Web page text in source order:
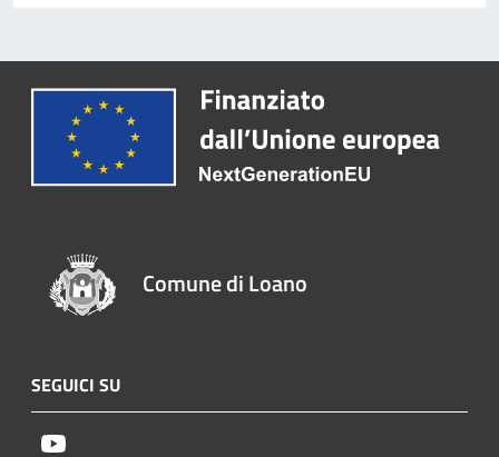
Comune di Loano
SEGUICI SU